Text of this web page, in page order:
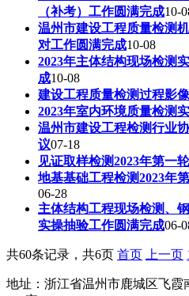
（补考）工作圆满完成10-
温州市建设工程质量检测
对工作圆满完成10-08
2023年主体结构现场检测
成10-08
建设工程质量检测过程影
2023年室内环境质量检测
温州市建设工程检测行业
议07-18
见证取样检测2023年第一
地基基础工程检测2023年
06-28
主体结构工程现场检测、
实操抽验工作圆满完成06-
共60条记录，共6页 首页 上一页
地址：浙江省温州市鹿城区飞霞